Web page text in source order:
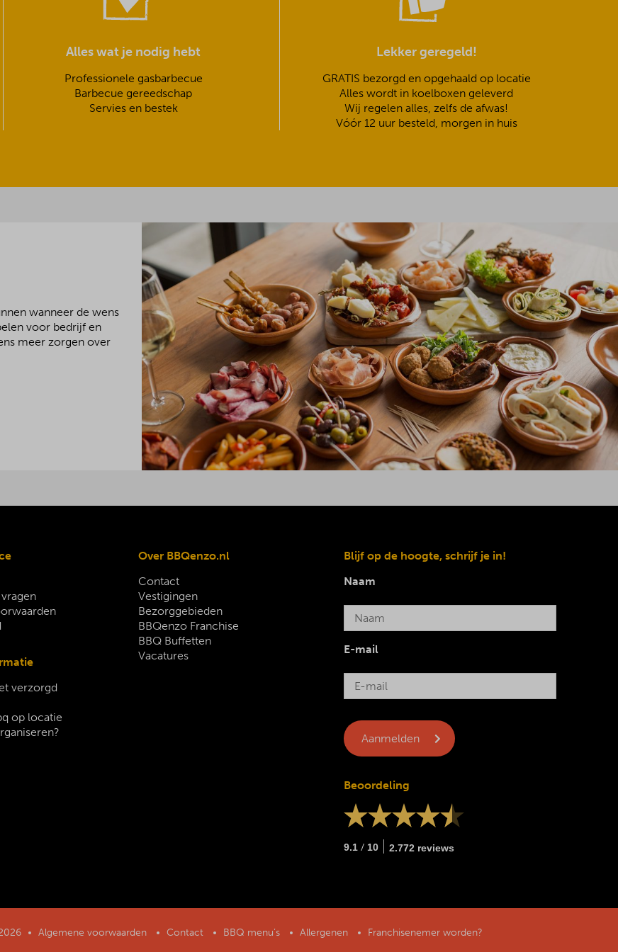
Alles wat je nodig hebt
Professionele gasbarbecue
Barbecue gereedschap
Servies en bestek
Lekker geregeld!
GRATIS bezorgd en opgehaald op locatie
Alles wordt in koelboxen geleverd
Wij regelen alles, zelfs de afwas!
Vóór 12 uur besteld, morgen in huis
wanneer de wens
voor bedrijf en
meer zorgen over
verzorgd
op locatie
Over BBQenzo.nl
Contact
Vestigingen
Bezorggebieden
BBQenzo Franchise
BBQ Buffetten
Vacatures
Blijf op de hoogte, schrijf je in!
Naam
E-mail
Beoordeling
9.1 / 10 2.772 reviews
Algemene voorwaarden Contact BBQ menu’s Allergenen Franchisenemer worden?